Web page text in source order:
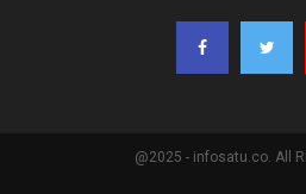
@2025 - infosatu.co. All